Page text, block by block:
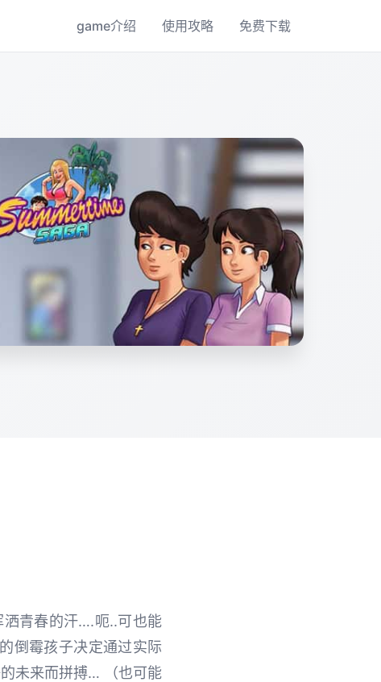
game介绍 使用攻略 免费下载
洒青春的汗….呃..可也能
倒霉孩子决定通过实际
未来而拼搏… （也可能